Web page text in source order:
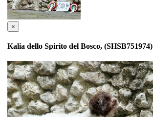
×
Kalia dello Spirito del Bosco, (SHSB751974)